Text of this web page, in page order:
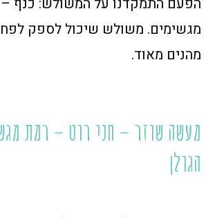
מהנים מאוד.
מעשה שוזר – חני רוט – רמת
הגולן